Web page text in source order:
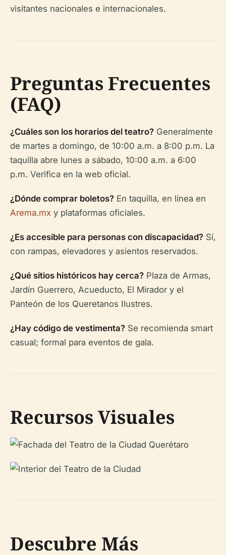
visitantes nacionales e internacionales.
Preguntas Frecuentes
(FAQ)
¿Cuáles son los horarios del teatro? Generalmente
de martes a domingo, de 10:00 a.m. a 8:00 p.m. La
taquilla abre lunes a sábado, 10:00 a.m. a 6:00
p.m. Verifica en la web oficial.
¿Dónde comprar boletos? En taquilla, en línea en
Arema.mx y plataformas oficiales.
¿Es accesible para personas con discapacidad? Sí,
con rampas, elevadores y asientos reservados.
¿Qué sitios históricos hay cerca? Plaza de Armas,
Jardín Guerrero, Acueducto, El Mirador y el
Panteón de los Queretanos Ilustres.
¿Hay código de vestimenta? Se recomienda smart
casual; formal para eventos de gala.
Recursos Visuales
Descubre Más